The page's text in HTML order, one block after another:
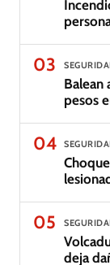
03
Balean
pesos
04
05
deja